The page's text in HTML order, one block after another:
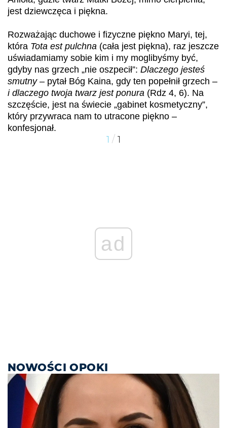
jest dziewczęca i piękna.
Rozważając duchowe i fizyczne piękno Maryi, tej,
która Tota est pulchna (cała jest piękna), raz jeszcze
uświadamiamy sobie kim i my moglibyśmy być,
gdyby nas grzech „nie oszpecił”: Dlaczego jesteś
smutny– pytał Bóg Kaina, gdy ten popełnił grzech –
i dlaczego twoja twarz jest ponura (Rdz 4, 6). Na
szczęście, jest na świecie „gabinet kosmetyczny”,
który przywraca nam to utracone piękno –
konfesjonał.
1 / 1
ad
NOWOŚCI OPOKI